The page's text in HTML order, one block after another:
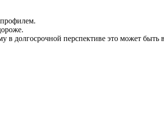
долгосрочной перспективе это может быть